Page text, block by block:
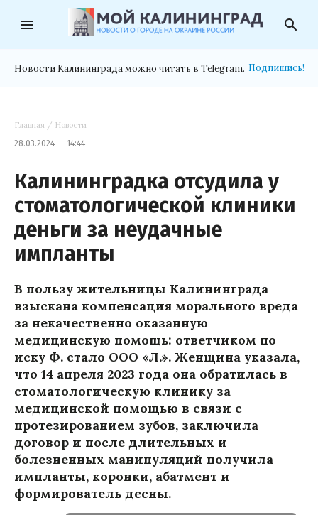
menu search
Новости Калининграда можно читать в Telegram. Подпишись!
Главная / Новости
28.03.2024 — 14:44
Калининградка отсудила у
стоматологической клиники
деньги за неудачные
импланты
В пользу жительницы Калининграда
взыскана компенсация морального вреда
за некачественно оказанную
медицинскую помощь: ответчиком по
иску Ф. стало ООО «Л.». Женщина указала,
что 14 апреля 2023 года она обратилась в
стоматологическую клинику за
медицинской помощью в связи с
протезированием зубов, заключила
договор и после длительных и
болезненных манипуляций получила
импланты, коронки, абатмент и
формирователь десны.